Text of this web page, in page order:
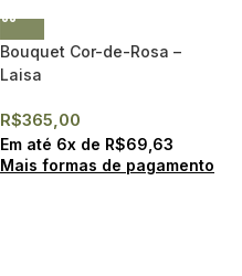
Bouquet Cor-de-Rosa –
Laisa
R$365,00
Em até 6x de R$69,63
Mais formas de pagamento